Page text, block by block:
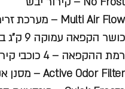
Multi Air Flow – מערכת זרימת אויר אחידה
כושר הקפאה עמוקה 9 ק”ג ב 24 שעות
רמת ההקפאה – 4 כוכבי קירור
Active Odor Filter – מסנן אנטי בקטריאלי המונע ריחות במקפיא